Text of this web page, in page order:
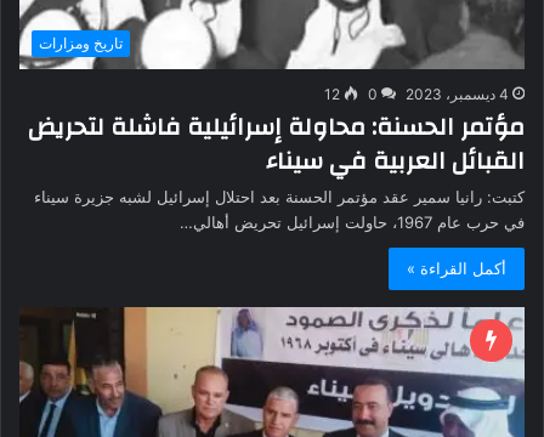
تاريخ ومزارات
4 ديسمبر، 2023 0
12
مؤتمر الحسنة: محاولة إسرائيلية فاشلة لتحريض
القبائل العربية في سيناء
كتبت: رانيا سمير عقد مؤتمر الحسنة بعد احتلال إسرائيل لشبه جزيرة سيناء
في حرب عام 1967، حاولت إسرائيل تحريض أهالي…
أكمل القراءة »